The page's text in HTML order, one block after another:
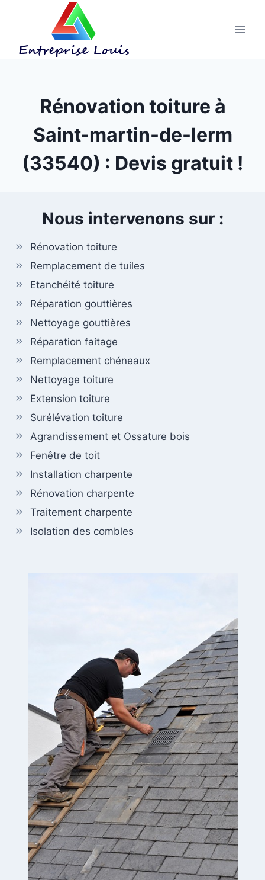
Rénovation toiture à
Saint-martin-de-lerm
(33540) : Devis gratuit !
Nous intervenons sur :
Rénovation toiture
Remplacement de tuiles
Etanchéité toiture
Réparation gouttières
Nettoyage gouttières
Réparation faitage
Remplacement chéneaux
Nettoyage toiture
Extension toiture
Surélévation toiture
Agrandissement et Ossature bois
Fenêtre de toit
Installation charpente
Rénovation charpente
Traitement charpente
Isolation des combles